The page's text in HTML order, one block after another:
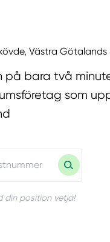
Västra Götalands
på bara två
som
din position vetja!